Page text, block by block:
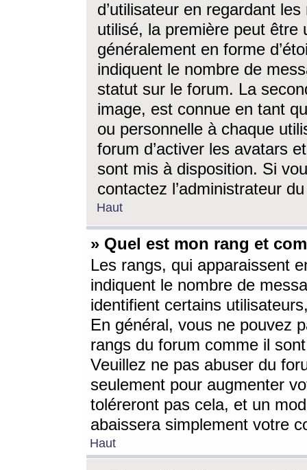
d’utilisateur en regardant
utilisé, la première peut être
généralement en forme
indiquent le nombre de
statut sur le forum. La
image, est connue en tant
ou personnelle à chaque
forum d’activer les avatars
sont mis à disposition. Si
contactez l’administrateur
Haut
» Quel est mon rang et
Les rangs, qui apparaissent
indiquent le nombre de
identifient certains
En général, vous ne pouvez
rangs du forum comme il
Veuillez ne pas abuser du
seulement pour augmenter
toléreront pas cela, et un
abaissera simplement votre
Haut